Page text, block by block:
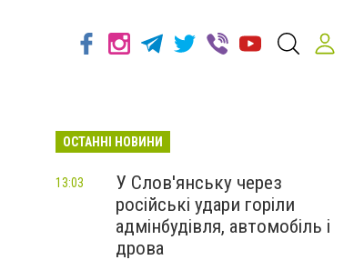
ОСТАННІ НОВИНИ
У Слов'янську через
російські удари горіли
адмінбудівля, автомобіль і
дрова
13:03